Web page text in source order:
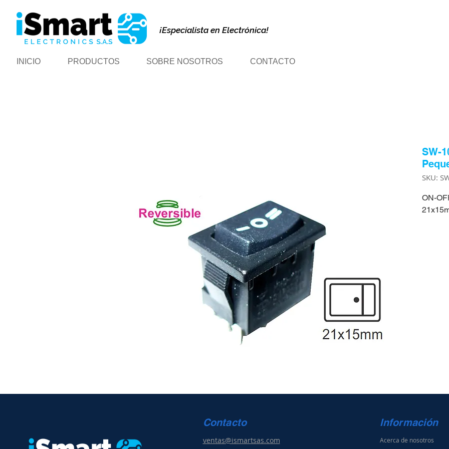
¡Especialista en Electrónica!
INICIO PRODUCTOS SOBRE NOSOTROS CONTACTO
SW-
SKU:
ON-
Contacto
ventas@ismartsas.com
Información
Acerca de nosotros